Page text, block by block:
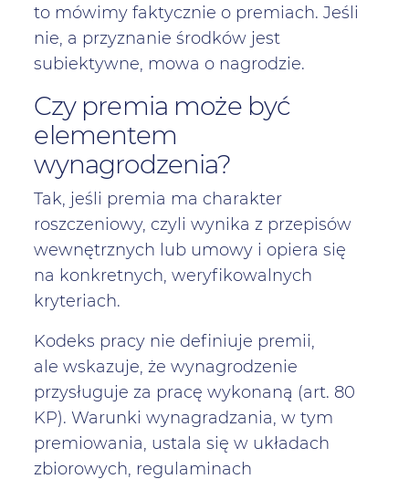
to mówimy faktycznie o premiach. Jeśli
nie, a przyznanie środków jest
subiektywne, mowa o nagrodzie.
Czy premia może być
elementem
wynagrodzenia?
Tak, jeśli premia ma charakter
roszczeniowy, czyli wynika z przepisów
wewnętrznych lub umowy i opiera się
na konkretnych, weryfikowalnych
kryteriach.
Kodeks pracy nie definiuje premii,
ale wskazuje, że wynagrodzenie
przysługuje za pracę wykonaną (art. 80
KP). Warunki wynagradzania, w tym
premiowania, ustala się w układach
zbiorowych, regulaminach